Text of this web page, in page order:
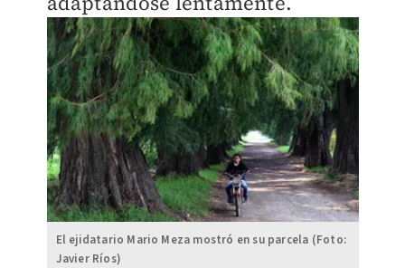
El ejidatario Mario Meza mostró en su parcela (Foto:
Javier Ríos)